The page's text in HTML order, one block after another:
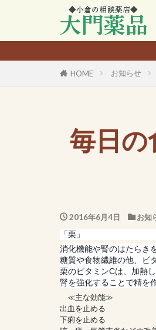
HOME お知らせ
毎日
2016年6月4日 お知
「栗」
消化機能や腎のはたらき
糖質や食物繊維の他、ビ
栗のビタミンCは、加熱
腎を強化することで精を
≪主な効能≫
出血を止める
下痢を止める